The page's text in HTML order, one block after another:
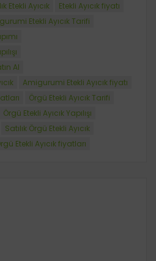
Etekli Ayıcık
Etekli Ayıcık fiyatı
Etekli Ayıcık Tarifi
Al
Amigurumi Etekli Ayıcık fiyatı
Örgü Etekli Ayıcık Tarifi
Örgü Etekli Ayıcık Yapılışı
Satılık Örgü Etekli Ayıcık
Etekli Ayıcık fiyatları